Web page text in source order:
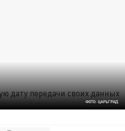
ФОТО: ЦАРЬГРАД